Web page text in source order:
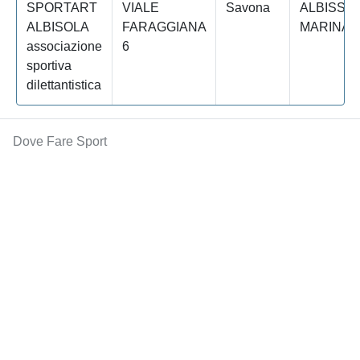
SPORTART
ALBISOLA
associazione
sportiva
dilettantistica
VIALE
FARAGGIANA
6
Savona
MARINA
Dove Fare Sport